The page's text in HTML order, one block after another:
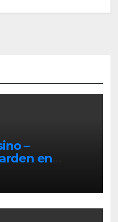
–
en
Nederland